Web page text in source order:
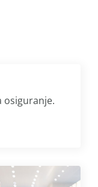
osiguranje.